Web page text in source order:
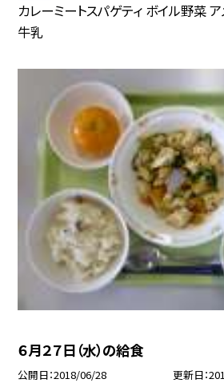
カレーミートスパゲティ ボイル野菜
牛乳
６月２７日（水）の給食
公開日 2018/06/28 更新日